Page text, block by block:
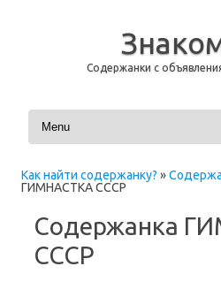
Содержанки с
Перейти к содержимому
Как найти содержанку? »
ГИМНАСТКА СССР
Содержанка
СССР